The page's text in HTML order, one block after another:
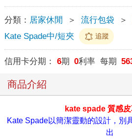
分類： 居家休閒 ＞ 流行包袋 ＞
Kate Spade中/短夾
追蹤
信用卡分期： 6期 0利率 每期
商品介紹
kate spade 質感
Kate Spade以簡潔靈動的設計，別
出